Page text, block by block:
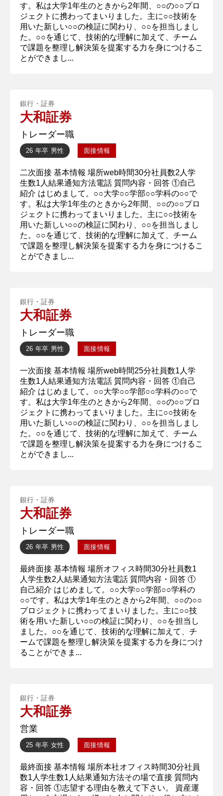
す。私は大学1年生のときから2年間、○○の○○プロ
ジェクトに携わってまいりました。主に○○技術を
用いた新しい○○の検証に関わり、○○を担当しまし
た。○○を通じて、技術的な理解に加えて、チーム
で課題を整理し解決策を提案する力を身につけるこ
とができまし...
銀行・証券
大和証券
トレーダー職
26 年卒 男性 面接情報
二次面接 基本情報 場所web時間30分社員数2人学
生数1人結果通知方法電話 質問内容・回答 ①自己
紹介 はじめまして。○○大学○○学部○○学科の○○で
す。私は大学1年生のときから2年間、○○の○○プロ
ジェクトに携わってまいりました。主に○○技術を
用いた新しい○○の検証に関わり、○○を担当しまし
た。○○を通じて、技術的な理解に加えて、チーム
で課題を整理し解決策を提案する力を身につけるこ
とができまし...
銀行・証券
大和証券
トレーダー職
26 年卒 男性 面接情報
一次面接 基本情報 場所web時間25分社員数1人学
生数1人結果通知方法電話 質問内容・回答 ①自己
紹介 はじめまして。○○大学○○学部○○学科の○○で
す。私は大学1年生のときから2年間、○○の○○プロ
ジェクトに携わってまいりました。主に○○技術を
用いた新しい○○の検証に関わり、○○を担当しまし
た。○○を通じて、技術的な理解に加えて、チーム
で課題を整理し解決策を提案する力を身につけるこ
とができまし...
銀行・証券
大和証券
トレーダー職
26 年卒 男性 面接情報
最終面接 基本情報 場所オフィス時間30分社員数1
人学生数2人結果通知方法電話 質問内容・回答 ①
自己紹介 はじめまして。○○大学○○学部○○学科の
○○です。私は大学1年生のときから2年間、○○の○○
プロジェクトに携わってまいりました。主に○○技
術を用いた新しい○○の検証に関わり、○○を担当し
ました。○○を通じて、技術的な理解に加えて、チ
ームで課題を整理し解決策を提案する力を身につけ
ることができま...
銀行・証券
大和証券
営業
25 年卒 女性 面接情報
最終面接 基本情報 場所本社オフィス時間30分社員
数1人学生数1人結果通知方法その場で直接 質問内
容・回答 ①志望する理由を教えて下さい。 資産運